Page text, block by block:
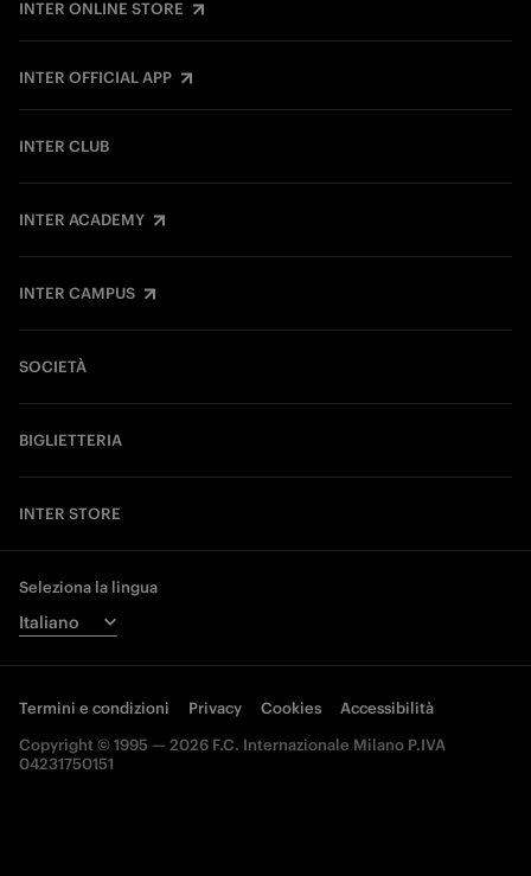
INTER ONLINE STORE
INTER OFFICIAL APP
INTER CLUB
INTER ACADEMY
INTER CAMPUS
SOCIETÀ
BIGLIETTERIA
INTER STORE
Seleziona la lingua
Termini e condizioni Privacy Cookies
Accessibilità
Copyright © 1995 — 2026 F.C. Internazionale Milano P.IVA
04231750151